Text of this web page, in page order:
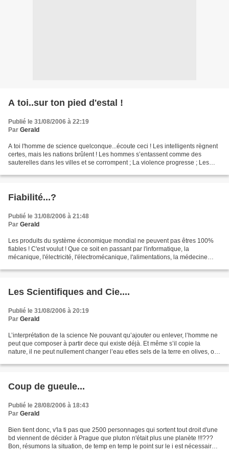
A toi..sur ton pied d'estal !
Publié le 31/08/2006 à 22:19
Par Gerald
A toi l'homme de science quelconque...écoute ceci ! Les intelligents règnent
certes, mais les nations brûlent ! Les hommes s’entassent comme des
sauterelles dans les villes et se corrompent ; La violence progresse ; Les
Fiabilité...?
Publié le 31/08/2006 à 21:48
Par Gerald
Les produits du système économique mondial ne peuvent pas êtres 100%
fiables ! C'est voulut ! Que ce soit en passant par l'informatique, la
mécanique, l'électricité, l'électromécanique, l'alimentations, la médecine
Les Scientifiques and Cie....
Publié le 31/08/2006 à 20:19
Par Gerald
L’interprétation de la science Ne pouvant qu’ajouter ou enlever, l’homme ne
peut que composer à partir dece qui existe déjà. Et même s’il copie la
nature, il ne peut nullement changer l’eau etles sels de la terre en olives, ou
Coup de gueule...
Publié le 28/08/2006 à 18:43
Par Gerald
Bien tient donc, v'la ti pas que 2500 personnages qui sortent tout droit d'une
bd viennent de décider à Prague que pluton n'était plus une planète !!!???
Bon, résumons la situation, de temp en temp le point sur le i est nécessaire